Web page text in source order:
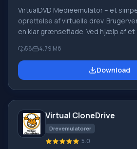
VirtualDVD Medieemulator – et
oprettelse af virtuelle drev.
en klar grænseflade. Ved hjælp af
CD/DVD/Blu-Ray-format. Bemærk,
understøtter en omfattende liste
diskbilledformater. Bemærk, at via
58 4.79 Мб
Download
Virtual CloneDrive
Drevemulatorer
5.0